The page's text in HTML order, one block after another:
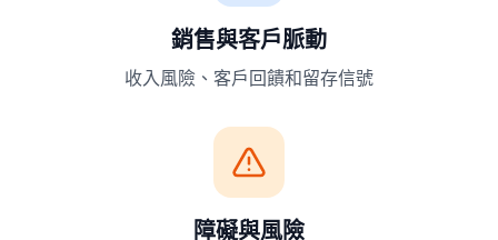
銷售與客戶脈動
收入風險、客戶回饋和留存信號
障礙與風險